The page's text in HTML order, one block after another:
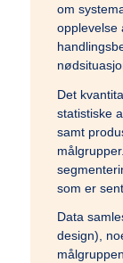
Artikler &
Gå til lægen
SundhedsTV
Lægens Blok
om
opplevelse
Det
statistiske
samt
som er
Data
design),